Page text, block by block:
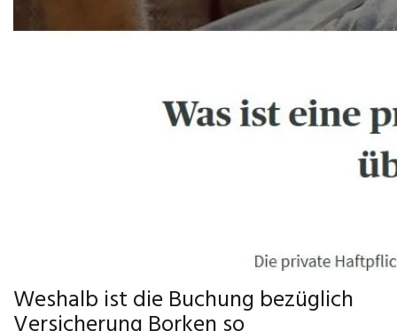
Weshalb ist die Buchung bezüglich